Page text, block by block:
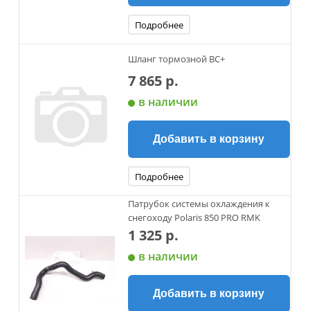
Подробнее
Шланг тормозной ВС+
7 865 р.
в наличии
Добавить в корзину
Подробнее
Патрубок системы охлаждения к
снегоходу Polaris 850 PRO RMK
1 325 р.
в наличии
Добавить в корзину